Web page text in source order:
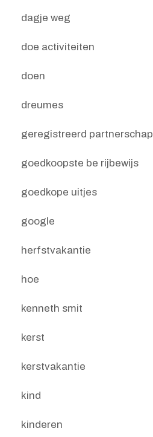
dagje weg
doe activiteiten
doen
dreumes
geregistreerd partnerschap
goedkoopste be rijbewijs
goedkope uitjes
google
herfstvakantie
hoe
kenneth smit
kerst
kerstvakantie
kind
kinderen